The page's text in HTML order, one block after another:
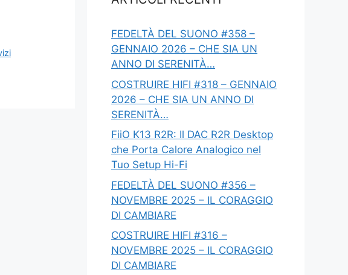
FEDELTÀ DEL SUONO #358 –
GENNAIO 2026 – CHE SIA UN
ANNO DI SERENITÀ…
COSTRUIRE HIFI #318 – GENNAIO
2026 – CHE SIA UN ANNO DI
SERENITÀ…
FiiO K13 R2R: Il DAC R2R Desktop
che Porta Calore Analogico nel
Tuo Setup Hi-Fi
FEDELTÀ DEL SUONO #356 –
NOVEMBRE 2025 – IL CORAGGIO
DI CAMBIARE
COSTRUIRE HIFI #316 –
NOVEMBRE 2025 – IL CORAGGIO
DI CAMBIARE